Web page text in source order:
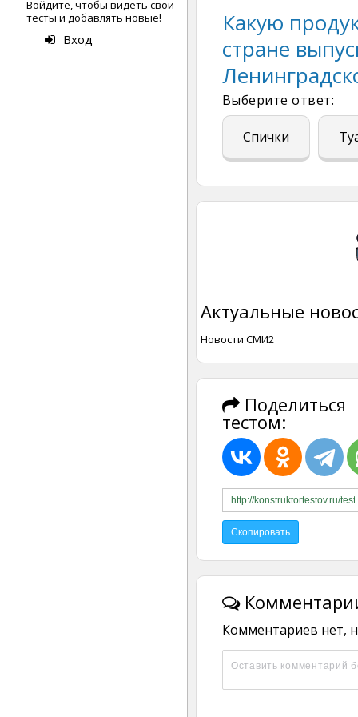
Войдите, чтобы видеть свои
тесты и добавлять новые!
Вход
Какую
стране
Выберите ответ:
Спички
Актуальные
Новости СМИ2
Поделиться
тестом:
Комментариев нет,